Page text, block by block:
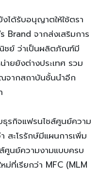
ได้รับอนุญาตให้ใช้ตรา
จากส่งเสริมการ
ณิชย์ ว่าเป็นผลิตภัณฑ์มี
ยยังต่างประเทศ รวม
จากสถาบันชั้นนำอีก
รกิจแฟรนไชส์ศูนย์ความ
สะโรรักษ์มีแผนการเพิ่ม
ศูนย์ความงามแบบครบ
ม่ที่เรียกว่า MFC (MLM